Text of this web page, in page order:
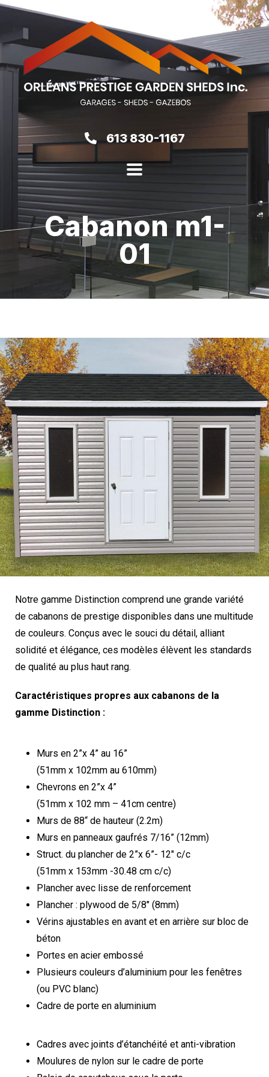
613 830-1167
Cabanon m1-
01
Notre gamme Distinction comprend une grande variété
de cabanons de prestige disponibles dans une multitude
de couleurs. Conçus avec le souci du détail, alliant
solidité et élégance, ces modèles élèvent les standards
de qualité au plus haut rang.
Caractéristiques propres aux cabanons de la
gamme Distinction :
Murs en 2”x 4” au 16”
(51mm x 102mm au 610mm)
Chevrons en 2”x 4”
(51mm x 102 mm – 41cm centre)
Murs de 88“ de hauteur (2.2m)
Murs en panneaux gaufrés 7/16” (12mm)
Struct. du plancher de 2”x 6”- 12″ c/c
(51mm x 153mm -30.48 cm c/c)
Plancher avec lisse de renforcement
Plancher : plywood de 5/8″ (8mm)
Vérins ajustables en avant et en arrière sur bloc de
béton
Portes en acier embossé
Plusieurs couleurs d’aluminium pour les fenêtres
(ou PVC blanc)
Cadre de porte en aluminium
Cadres avec joints d’étanchéité et anti-vibration
Moulures de nylon sur le cadre de porte